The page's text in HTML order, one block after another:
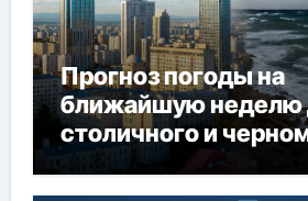
Прогноз погоды на
ближайшую неделю
столичного и
регионов